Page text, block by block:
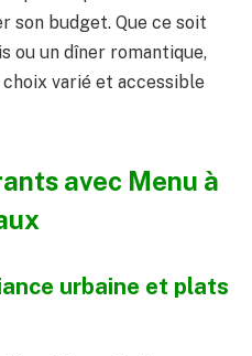
son budget. Que ce soit
ou un dîner romantique,
varié et accessible
avec Menu à
urbaine et plats